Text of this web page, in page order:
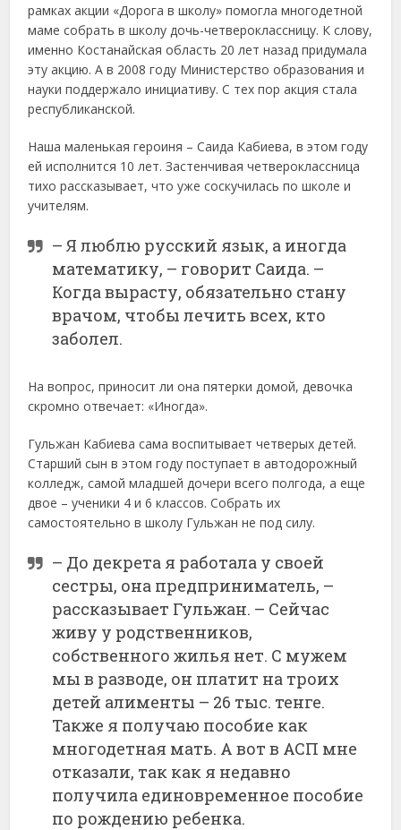
рамках акции «Дорога в школу» помогла многодетной
маме собрать в школу дочь-четвероклассницу. К слову,
именно Костанайская область 20 лет назад придумала
эту акцию. А в 2008 году Министерство образования и
науки поддержало инициативу. С тех пор акция стала
республиканской.
Наша маленькая героиня – Саида Кабиева, в этом году
ей исполнится 10 лет. Застенчивая четвероклассница
тихо рассказывает, что уже соскучилась по школе и
учителям.
– Я люблю русский язык, а иногда
математику, – говорит Саида. –
Когда вырасту, обязательно стану
врачом, чтобы лечить всех, кто
заболел.
На вопрос, приносит ли она пятерки домой, девочка
скромно отвечает: «Иногда».
Гульжан Кабиева сама воспитывает четверых детей.
Старший сын в этом году поступает в автодорожный
колледж, самой младшей дочери всего полгода, а еще
двое – ученики 4 и 6 классов. Собрать их
самостоятельно в школу Гульжан не под силу.
– До декрета я работала у своей
сестры, она предприниматель, –
рассказывает Гульжан. – Сейчас
живу у родственников,
собственного жилья нет. С мужем
мы в разводе, он платит на троих
детей алименты – 26 тыс. тенге.
Также я получаю пособие как
многодетная мать. А вот в АСП мне
отказали, так как я недавно
получила единовременное пособие
по рождению ребенка.